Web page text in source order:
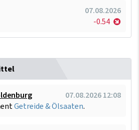
07.08.2026
-0.54
07.08.2026 12:08
Getreide & Ölsaaten.